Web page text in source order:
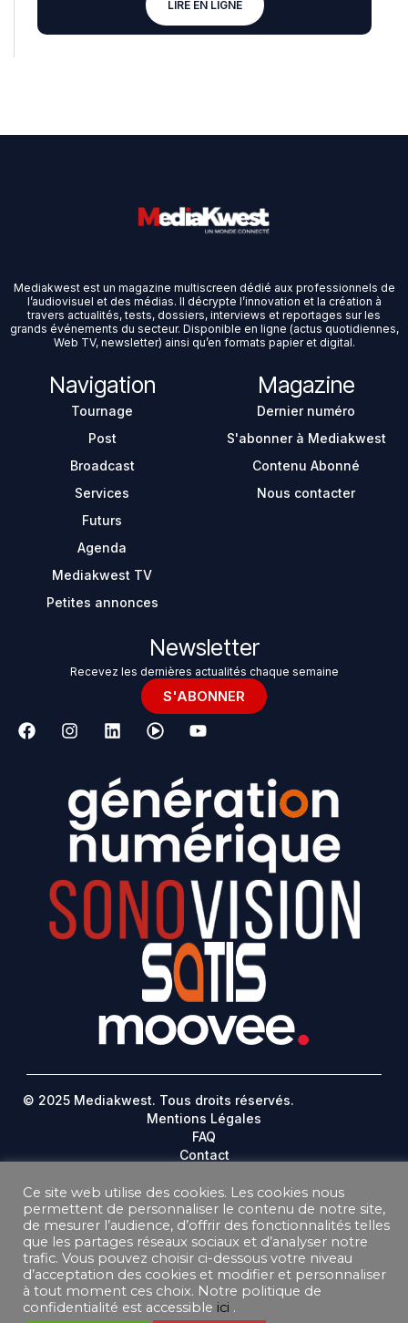
LIRE EN LIGNE
Mediakwest est un magazine multiscreen dédié aux professionnels de
l’audiovisuel et des médias. Il décrypte l’innovation et la création à
travers actualités, tests, dossiers, interviews et reportages sur les
grands événements du secteur. Disponible en ligne (actus quotidiennes,
Web TV, newsletter) ainsi qu’en formats papier et digital.
Navigation
Tournage
Post
Broadcast
Services
Futurs
Agenda
Mediakwest TV
Petites annonces
Magazine
Dernier numéro
S'abonner à Mediakwest
Contenu Abonné
Nous contacter
Newsletter
Recevez les dernières actualités chaque semaine
S'ABONNER
© 2025 Mediakwest. Tous droits réservés.
Mentions Légales
FAQ
Contact
DONNEES PERSONNELLES
CONDITIONS GÉNÉRALES DE VENTE ABONNEMENT
CONDITIONS GÉNÉRALES D’UTILISATION
Ce site web utilise des cookies. Les cookies nous
permettent de personnaliser le contenu de notre site,
de mesurer l’audience, d’offrir des fonctionnalités telles
que les partages réseaux sociaux et d’analyser notre
trafic. Vous pouvez choisir ci-dessous votre niveau
d’acceptation des cookies et modifier et personnaliser
à tout moment ces choix. Notre politique de
confidentialité est accessible ici .